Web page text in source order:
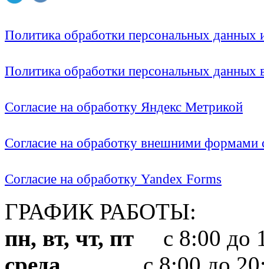
Политика обработки персональных
Политика обработки персональных
Согласие на обработку Яндекс Метрикой
Согласие на обработку внешними формами
Согласие на обработку Yandex Forms
ГРАФИК РАБОТЫ:
пн, вт, чт, пт с 8:00 до